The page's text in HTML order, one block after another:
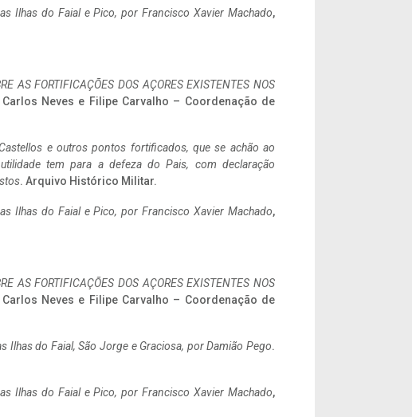
Ilhas do Faial e Pico, por Francisco Xavier Machado,
AS FORTIFICAÇÕES DOS AÇORES EXISTENTES NOS
Neves e Filipe Carvalho – Coordenação de
e outros pontos fortificados, que se achão ao
tem para a defeza do Pais, com declaração
. Arquivo Histórico Militar.
Ilhas do Faial e Pico, por Francisco Xavier Machado,
AS FORTIFICAÇÕES DOS AÇORES EXISTENTES NOS
Neves e Filipe Carvalho – Coordenação de
Ilhas do Faial, São Jorge e Graciosa, por Damião Pego.
Ilhas do Faial e Pico, por Francisco Xavier Machado,